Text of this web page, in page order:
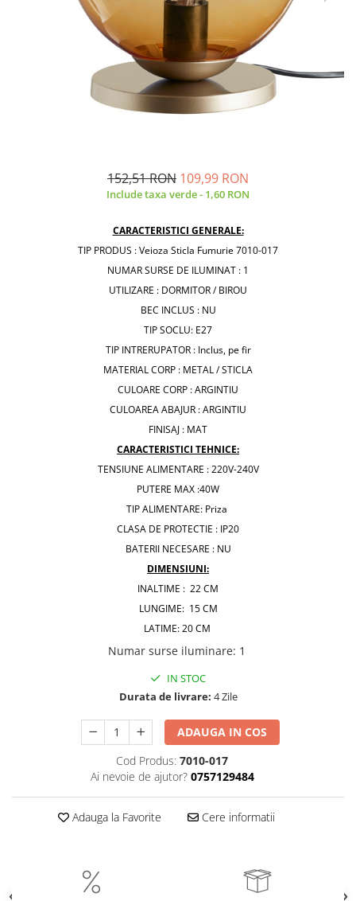
152,51 RON 109,99 RON
Include taxa verde - 1,60 RON
CARACTERISTICI GENERALE:
TIP PRODUS : Veioza Sticla Fumurie 7010-017
NUMAR SURSE DE ILUMINAT : 1
UTILIZARE : DORMITOR / BIROU
BEC INCLUS : NU
TIP SOCLU: E27
TIP INTRERUPATOR : Inclus, pe fir
MATERIAL CORP : METAL / STICLA
CULOARE CORP : ARGINTIU
CULOAREA ABAJUR : ARGINTIU
FINISAJ : MAT
CARACTERISTICI TEHNICE:
TENSIUNE ALIMENTARE : 220V-240V
PUTERE MAX :40W
TIP ALIMENTARE: Priza
CLASA DE PROTECTIE : IP20
BATERII NECESARE : NU
DIMENSIUNI:
INALTIME : 22 CM
LUNGIME: 15 CM
LATIME: 20 CM
Numar surse iluminare: 1
IN STOC
Durata de livrare: 4 Zile
ADAUGA IN COS
Cod Produs: 7010-017
Ai nevoie de ajutor? 0757129484
Adauga la Favorite Cere informatii